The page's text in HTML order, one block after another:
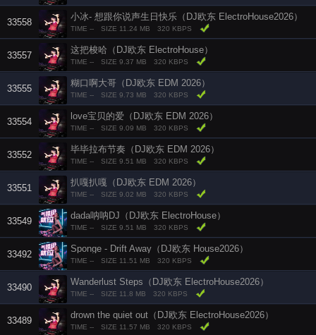
33558
小冰- 想跟你说声生日快乐（DJ欧东 ElectroHouse2026）
TIME -- SIZE 11.24 MB 320 KBPS
33557
这把梭哈（DJ欧东 ElectroHouse）
TIME -- SIZE 9.37 MB 320 KBPS
33555
糊口啊大哥（DJ欧东 EDM 2026）
TIME -- SIZE 9.73 MB 320 KBPS
33554
love宝贝的爱（DJ欧东 EDM 2026）
TIME -- SIZE 9.09 MB 320 KBPS
33552
毕毕拉布节奏（DJ欧东 EDM 2026）
TIME -- SIZE 9.51 MB 320 KBPS
33551
扒嘎扒嘎（DJ欧东 EDM 2026）
TIME -- SIZE 9.02 MB 320 KBPS
33549
dada呐呐DJ（DJ欧东 ElectroHouse）
TIME -- SIZE 9.51 MB 320 KBPS
33492
Sponge - Drift Away（DJ欧东 House2026）
TIME -- SIZE 11.51 MB 320 KBPS
33490
Wanderlust Steps（DJ欧东 ElectroHouse2026）
TIME -- SIZE 11.8 MB 320 KBPS
33489
drown the quiet out（DJ欧东 ElectroHouse2026）
TIME -- SIZE 11.57 MB 320 KBPS